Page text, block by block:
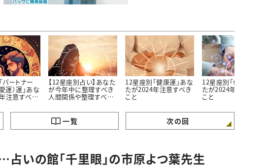
パートナー
運）運」あな
注意すべき
【12星座別占い】あなた
が今年中に整理すべき
人間関係や整理すべき
12星座別「健康運」あな
たが2024年注意すべき
こと
12星座別「仕事運」あな
たが2024年注意すべき
こと
一覧 次の回
いの館「千里眼」の市原よつ葉先生